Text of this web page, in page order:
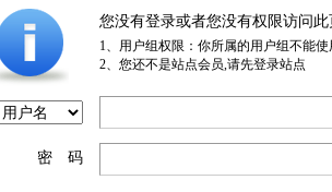
您没有登录或者您没有权限访问
1、用户组权限：你所属的用户组不能
2、您还不是站点会员,请先登录站点
密 码